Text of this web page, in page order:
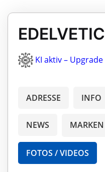
KI aktiv –
ADRESSE INFO
NEWS MARKEN
FOTOS / VIDEOS